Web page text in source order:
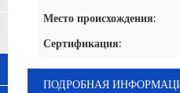
Место происхождения:
Сертификация:
ПОДРОБНАЯ